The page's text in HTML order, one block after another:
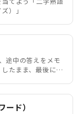
）」
途中の答えをメモ
たまま、最後に足
ド）